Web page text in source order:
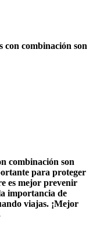
con combinación son
combinación son
para proteger
es mejor prevenir
importancia de
viajas. ¡Mejor